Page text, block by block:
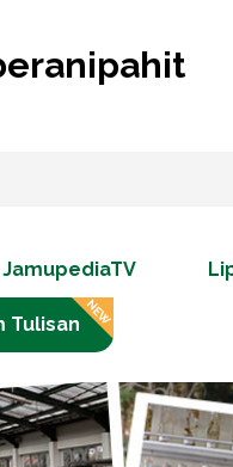
JamupediaTV
Tulisan